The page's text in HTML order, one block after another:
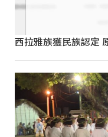
西拉雅族獲民族認定